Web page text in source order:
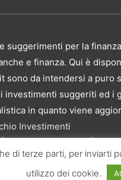
per la
e finanza. Qui è
sono da intendersi a
investimenti suggeriti ed
in quanto viene
Investimenti
di terze parti, per
utilizzo dei cookie.